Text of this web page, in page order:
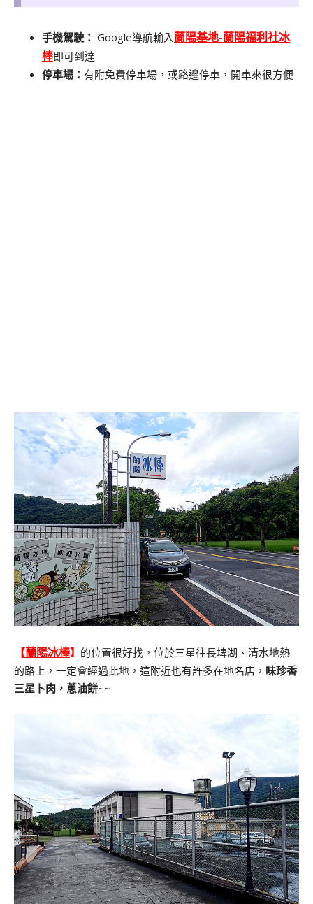
手機駕駛： Google導航輸入 蘭陽基地-蘭陽福利社冰
棒即可到達
停車場： 有附免費停車場，或路邊停車，開車來很方便
【蘭陽冰棒】 的位置很好找，位於三星往長埤湖、清水地熱
的路上，一定會經過此地，這附近也有許多在地名店， 味珍香
三星卜肉，蔥油餅~~